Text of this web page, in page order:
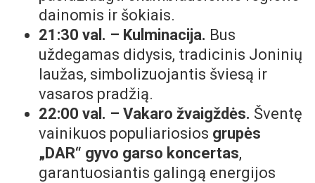
dainomis ir šokiais.
21:30 val. – Kulminacija. Bus
uždegamas didysis, tradicinis Joninių
laužas, simbolizuojantis šviesą ir
vasaros pradžią.
22:00 val. – Vakaro žvaigždės. Šventę
vainikuos populiariosios grupės
„DAR“ gyvo garso koncertas,
garantuosiantis galingą energijos